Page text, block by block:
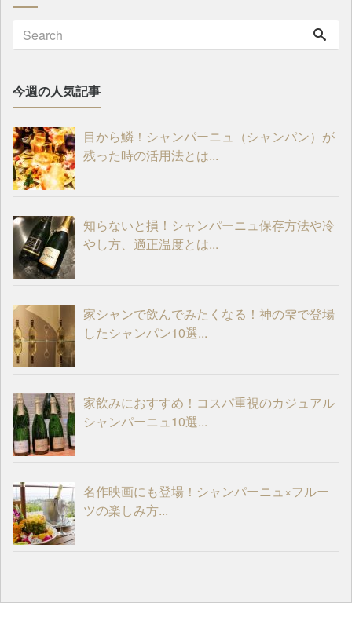
今週の人気記事
目から鱗！シャンパーニュ（シャンパン）が
残った時の活用法とは...
知らないと損！シャンパーニュ保存方法や冷
やし方、適正温度とは...
家シャンで飲んでみたくなる！神の雫で登場
したシャンパン10選...
家飲みにおすすめ！コスパ重視のカジュアル
シャンパーニュ10選...
名作映画にも登場！シャンパーニュ×フルー
ツの楽しみ方...